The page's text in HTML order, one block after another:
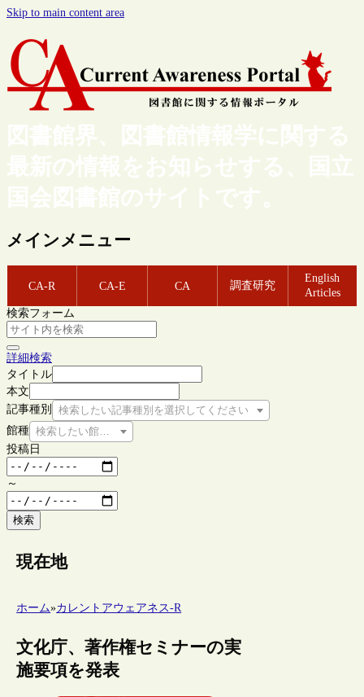
Skip to main content area
図書館界、図書館情報学に関する
最新の情報をお知らせする、国立
国会図書館のサイトです。
メインメニュー
CA-R CA-E CA 調査研究
English
Articles
検索フォーム
詳細検索
タイトル
本文
記事種別
検索したい記事種別を選択してください
館種 検索したい館種を選択してください
投稿日
～
検索
現在地
ホーム»カレントアウェアネス-R
文化庁、著作権セミナーの実
施要項を発表